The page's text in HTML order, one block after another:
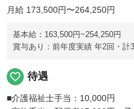
月給 173,500円〜264,250円
基本給：163,500円~254,250円
賞与あり：前年度実績 年2回・計
favorite_border 待遇
■介護福祉士手当：10,000円